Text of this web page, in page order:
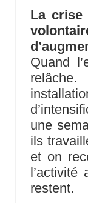
La crise
Quand
une
ils
et on
l’activité
restent.